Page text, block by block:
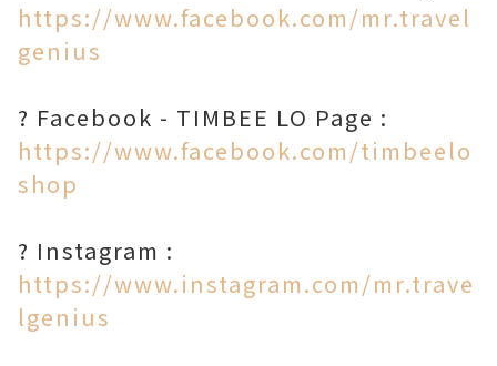
https://www.facebook.com/mr.travel
genius
https://www.facebook.com/timbeelo
shop
https://www.instagram.com/mr.trave
lgenius